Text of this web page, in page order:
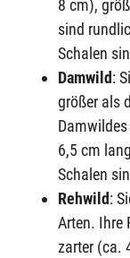
8 cm),
sind
Schalen
Damwild:
größer als
6,5 cm
Schalen
Rehwild:
Arten. Ihre
zarter (ca.